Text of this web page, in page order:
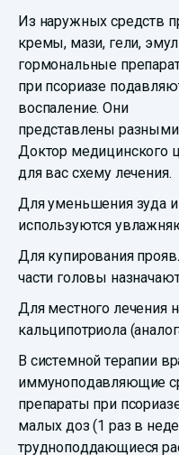
Из наружных средств
кремы, мази, гели,
гормональные
при псориазе
воспаление. Они
представлены
Доктор медицинского
для вас схему лечения.
Для уменьшения зуда
используются
Для купирования
части головы
Для местного лечения
кальципотриола
В системной терапии
иммуноподавляющие
препараты при
малых доз (1 раз в
трудноподдающиеся